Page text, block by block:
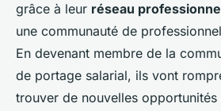
grâce à leur réseau
une communauté de
En devenant membre de la
de portage salarial, ils vont
trouver de nouvelles opportunités